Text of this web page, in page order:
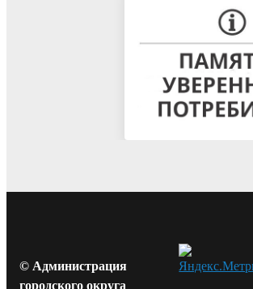
© Администрация
городского округа